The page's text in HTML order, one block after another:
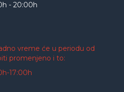
- 20:00h
vreme će u periodu od
promenjeno i to:
17:00h